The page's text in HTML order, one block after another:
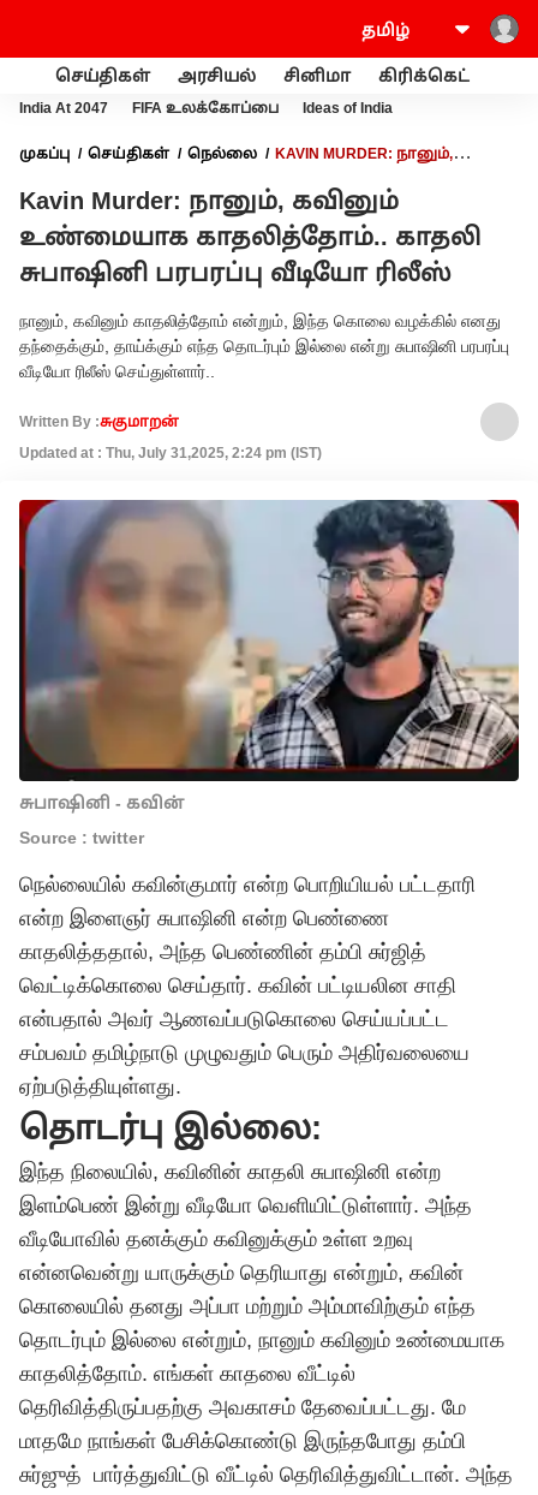
செய்திகள் அரசியல் சினிமா கிரிக்கெட்
India At 2047 FIFA உலக்கோப்பை Ideas of India
முகப்பு செய்திகள் நெல்லை
KAVIN MURDER: நானும்,
வீடியோ ரிலீஸ்
Kavin Murder: நானும், கவினும்
உண்மையாக காதலித்தோம்.. காதலி
சுபாஷினி பரபரப்பு வீடியோ ரிலீஸ்
நானும், கவினும் காதலித்தோம் என்றும், இந்த கொலை வழக்கில் எனது
தந்தைக்கும், தாய்க்கும் எந்த தொடர்பும் இல்லை என்று சுபாஷினி பரபரப்பு
வீடியோ ரிலீஸ் செய்துள்ளார்..
Written By :சுகுமாறன்
Updated at : Thu, July 31,2025, 2:24 pm (IST)
சுபாஷினி - கவின்
Source : twitter
நெல்லையில் கவின்குமார் என்ற பொறியியல் பட்டதாரி
என்ற இளைஞர் சுபாஷினி என்ற பெண்ணை
காதலித்ததால், அந்த பெண்ணின் தம்பி சுர்ஜித்
வெட்டிக்கொலை செய்தார். கவின் பட்டியலின சாதி
என்பதால் அவர் ஆணவப்படுகொலை செய்யப்பட்ட
சம்பவம் தமிழ்நாடு முழுவதும் பெரும் அதிர்வலையை
ஏற்படுத்தியுள்ளது.
தொடர்பு இல்லை:
இந்த நிலையில், கவினின் காதலி சுபாஷினி என்ற
இளம்பெண் இன்று வீடியோ வெளியிட்டுள்ளார். அந்த
வீடியோவில் தனக்கும் கவினுக்கும் உள்ள உறவு
என்னவென்று யாருக்கும் தெரியாது என்றும், கவின்
கொலையில் தனது அப்பா மற்றும் அம்மாவிற்கும் எந்த
தொடர்பும் இல்லை என்றும், நானும் கவினும் உண்மையாக
காதலித்தோம். எங்கள் காதலை வீட்டில்
தெரிவித்திருப்பதற்கு அவகாசம் தேவைப்பட்டது. மே
மாதமே நாங்கள் பேசிக்கொண்டு இருந்தபோது தம்பி
சுர்ஜுத் பார்த்துவிட்டு வீட்டில் தெரிவித்துவிட்டான். அந்த